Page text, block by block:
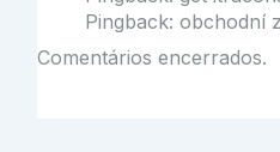
Pingback: obchodní
Comentários encerrados.